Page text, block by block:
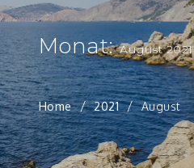
Monat:August 2021
Home 2021 August